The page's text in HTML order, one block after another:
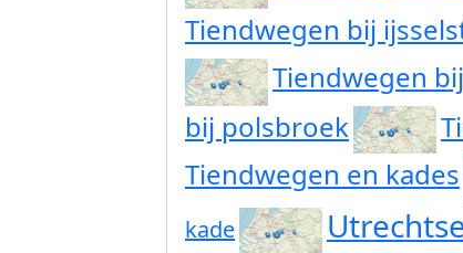
Tiendwegen bij
Tiendwegen
bij polsbroek
Tiendwegen en kades
kade